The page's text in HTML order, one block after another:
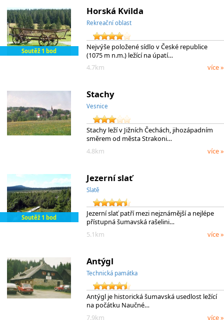
Soutěž 1 bod
Horská Kvilda
Rekreační oblast
Nejvýše položené sídlo v České republice
(1075 m n.m.) ležící na úpatí…
4.7km
více »
Stachy
Vesnice
Stachy leží v Jižních Čechách, jihozápadním
směrem od města Strakoni…
4.8km
více »
Soutěž 1 bod
Jezerní slať
Slatě
Jezerní slať patří mezi nejznámější a nejlépe
přístupná šumavská rašelini…
5.1km
více »
Antýgl
Technická památka
Antýgl je historická šumavská usedlost ležící
na počátku Naučné…
7.9km
více »